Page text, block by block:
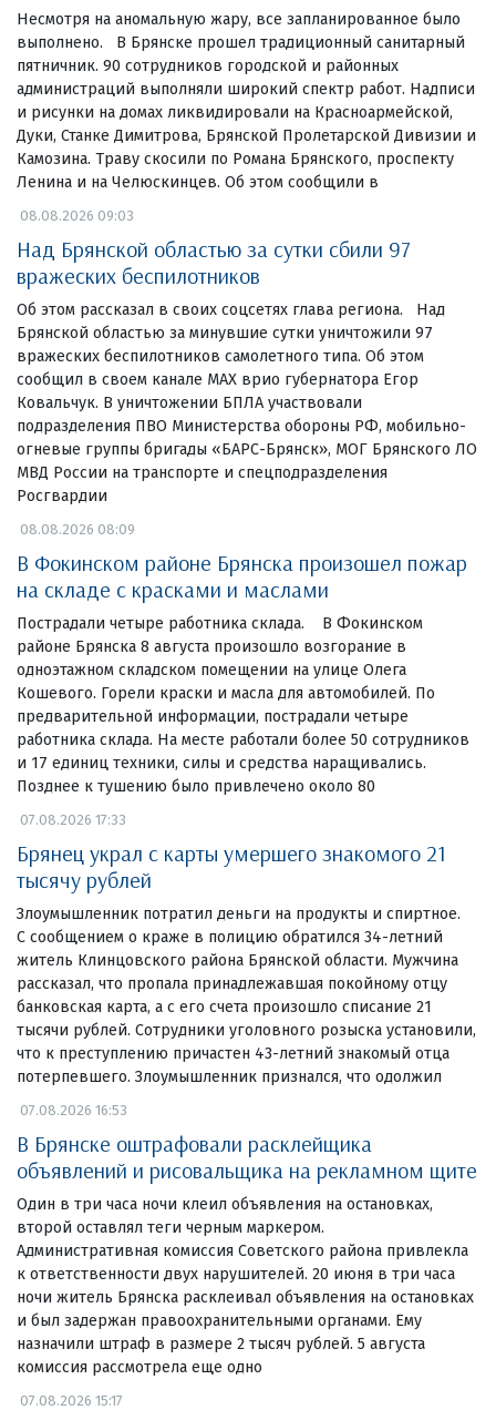
Несмотря на аномальную жару, все запланированное было
выполнено. В Брянске прошел традиционный санитарный
пятничник. 90 сотрудников городской и районных
администраций выполняли широкий спектр работ. Надписи
и рисунки на домах ликвидировали на Красноармейской,
Дуки, Станке Димитрова, Брянской Пролетарской Дивизии и
Камозина. Траву скосили по Романа Брянского, проспекту
Ленина и на Челюскинцев. Об этом сообщили в
08.08.2026 09:03
Над Брянской областью за сутки сбили 97
вражеских беспилотников
Об этом рассказал в своих соцсетях глава региона. Над
Брянской областью за минувшие сутки уничтожили 97
вражеских беспилотников самолетного типа. Об этом
сообщил в своем канале МАХ врио губернатора Егор
Ковальчук. В уничтожении БПЛА участвовали
подразделения ПВО Министерства обороны РФ, мобильно-
огневые группы бригады «БАРС-Брянск», МОГ Брянского ЛО
МВД России на транспорте и спецподразделения
Росгвардии
08.08.2026 08:09
В Фокинском районе Брянска произошел пожар
на складе с красками и маслами
Пострадали четыре работника склада. В Фокинском
районе Брянска 8 августа произошло возгорание в
одноэтажном складском помещении на улице Олега
Кошевого. Горели краски и масла для автомобилей. По
предварительной информации, пострадали четыре
работника склада. На месте работали более 50 сотрудников
и 17 единиц техники, силы и средства наращивались.
Позднее к тушению было привлечено около 80
07.08.2026 17:33
Брянец украл с карты умершего знакомого 21
тысячу рублей
Злоумышленник потратил деньги на продукты и спиртное.
С сообщением о краже в полицию обратился 34-летний
житель Клинцовского района Брянской области. Мужчина
рассказал, что пропала принадлежавшая покойному отцу
банковская карта, а с его счета произошло списание 21
тысячи рублей. Сотрудники уголовного розыска установили,
что к преступлению причастен 43-летний знакомый отца
потерпевшего. Злоумышленник признался, что одолжил
07.08.2026 16:53
В Брянске оштрафовали расклейщика
объявлений и рисовальщика на рекламном щите
Один в три часа ночи клеил объявления на остановках,
второй оставлял теги черным маркером.
Административная комиссия Советского района привлекла
к ответственности двух нарушителей. 20 июня в три часа
ночи житель Брянска расклеивал объявления на остановках
и был задержан правоохранительными органами. Ему
назначили штраф в размере 2 тысяч рублей. 5 августа
комиссия рассмотрела еще одно
07.08.2026 15:17